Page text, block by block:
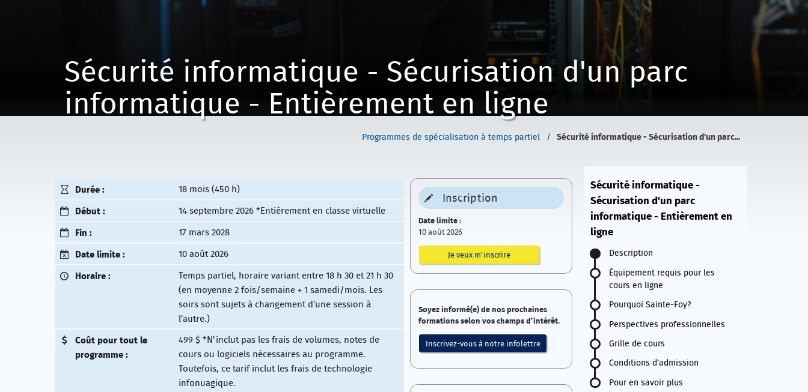
Sécurité informatique - Sécurisation d'un parc
informatique - Entièrement en ligne
Programmes de spécialisation à temps partiel / Sécurité informatique - Sécurisation d'un parc...
Durée : 18 mois (450 h)
Début : 14 septembre 2026 *Entièrement en classe virtuelle
Fin : 17 mars 2028
Date limite : 10 août 2026
Horaire :
Temps partiel, horaire variant entre 18 h 30 et 21 h 30
(en moyenne 2 fois/semaine + 1 samedi/mois. Les
soirs sont sujets à changement d'une session à
l'autre.)
Coût pour tout le
programme :
499 $ *N'inclut pas les frais de volumes, notes de
cours ou logiciels nécessaires au programme.
Toutefois, ce tarif inclut les frais de technologie
infonuagique.
Inscription
Date limite :
10 août 2026
Je veux m'inscrire
Soyez informé(e) de nos prochaines
formations selon vos champs d’intérêt.
Inscrivez-vous à notre infolettre
Sécurité informatique -
Sécurisation d'un parc
informatique - Entièrement en
ligne
Description
Équipement requis pour les
cours en ligne
Pourquoi Sainte-Foy?
Perspectives professionnelles
Grille de cours
Conditions d'admission
Pour en savoir plus